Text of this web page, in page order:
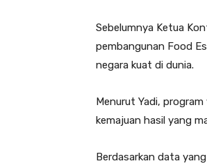
Sebelumnya Ketua
pembangunan Food
negara kuat di dunia.
Menurut Yadi,
kemajuan hasil yang
Berdasarkan data